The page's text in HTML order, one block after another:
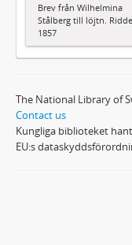
Brev från Wilhelmina
Stålberg till löjtn.
1857
The National Library of
Contact us
Kungliga biblioteket
EU:s